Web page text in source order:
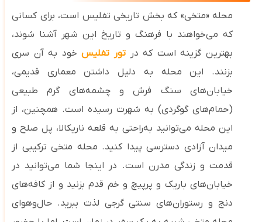
محله «متخی» که بخش تاریخی تفلیس است، برای کسانی
که می‌خواهند با فرهنگ و تاریخ این شهر آشنا شوند،
بهترین گزینه است که در تور تفلیس خود به آن سری
بزنند. این محله به دلیل داشتن معماری قدیمی،
خیابان‌های سنگ‌ فرش و چشمه‌های گرم طبیعی
(حمام‌های گوگردی) به شهرت رسیده است. همچنین، از
این محله می‌توانید به‌راحتی به قلعه ناریکالا، پل صلح و
میدان آزادی دسترسی پیدا کنید. محله متخی ترکیبی از
قدمت و زندگی مدرن است. در اینجا شما می‌توانید در
خیابان‌های باریک و پرپیچ‌ و خم قدم بزنید و از کافه‌های
دنج و رستوران‌های سنتی گرجی لذت ببرید. حال‌وهوای